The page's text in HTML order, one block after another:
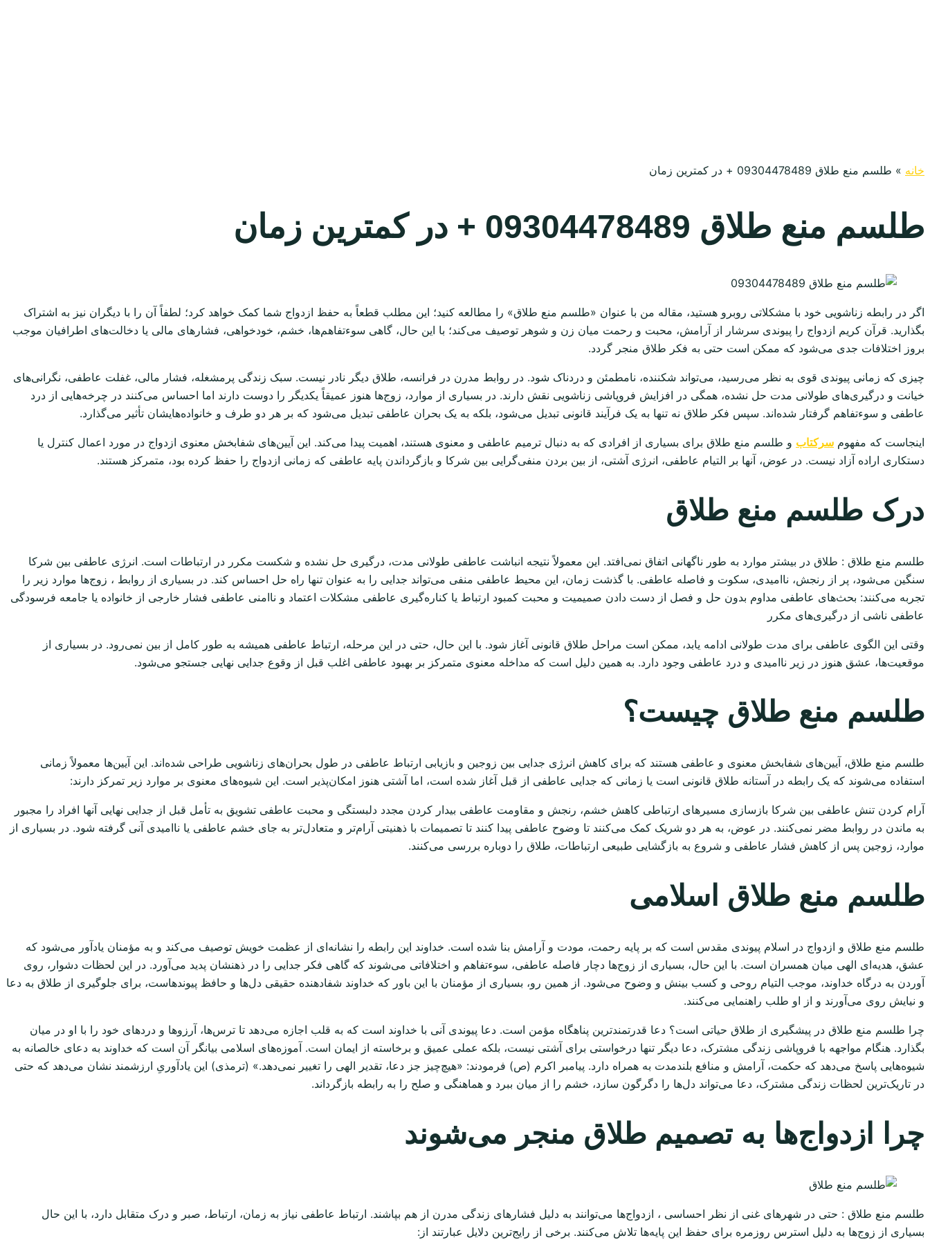
خانه » طلسم منع طلاق 09304478489 + در کمترین زمان
طلسم منع طلاق 09304478489 + در کمترین زمان
اگر در رابطه زناشویی خود با مشکلاتی روبرو هستید، مقاله من با عنوان «طلسم منع طلاق» را مطالعه کنید؛ این مطلب قطعاً به حفظ ازدواج شما کمک خواهد کرد؛ لطفاً آن را با دیگران نیز به اشتراک
بگذارید. قرآن کریم ازدواج را پیوندی سرشار از آرامش، محبت و رحمت میان زن و شوهر توصیف می‌کند؛ با این حال، گاهی سوءتفاهم‌ها، خشم، خودخواهی، فشارهای مالی یا دخالت‌های اطرافیان موجب
بروز اختلافات جدی می‌شود که ممکن است حتی به فکر طلاق منجر گردد.
چیزی که زمانی پیوندی قوی به نظر می‌رسید، می‌تواند شکننده، نامطمئن و دردناک شود. در روابط مدرن در فرانسه، طلاق دیگر نادر نیست. سبک زندگی پرمشغله، فشار مالی، غفلت عاطفی، نگرانی‌های
خیانت و درگیری‌های طولانی مدت حل نشده، همگی در افزایش فروپاشی زناشویی نقش دارند. در بسیاری از موارد، زوج‌ها هنوز عمیقاً یکدیگر را دوست دارند اما احساس می‌کنند در چرخه‌هایی از درد
عاطفی و سوءتفاهم گرفتار شده‌اند. سپس فکر طلاق نه تنها به یک فرآیند قانونی تبدیل می‌شود، بلکه به یک بحران عاطفی تبدیل می‌شود که بر هر دو طرف و خانواده‌هایشان تأثیر می‌گذارد.
اینجاست که مفهوم سرکتاب و طلسم منع طلاق برای بسیاری از افرادی که به دنبال ترمیم عاطفی و معنوی هستند، اهمیت پیدا می‌کند. این آیین‌های شفابخش معنوی ازدواج در مورد اعمال کنترل یا
دستکاری اراده آزاد نیست. در عوض، آنها بر التیام عاطفی، انرژی آشتی، از بین بردن منفی‌گرایی بین شرکا و بازگرداندن پایه عاطفی که زمانی ازدواج را حفظ کرده بود، متمرکز هستند.
درک طلسم منع طلاق
طلسم منع طلاق : طلاق در بیشتر موارد به طور ناگهانی اتفاق نمی‌افتد. این معمولاً نتیجه انباشت عاطفی طولانی مدت، درگیری حل نشده و شکست مکرر در ارتباطات است. انرژی عاطفی بین شرکا
سنگین می‌شود، پر از رنجش، ناامیدی، سکوت و فاصله عاطفی. با گذشت زمان، این محیط عاطفی منفی می‌تواند جدایی را به عنوان تنها راه حل احساس کند. در بسیاری از روابط ، زوج‌ها موارد زیر را
تجربه می‌کنند: بحث‌های عاطفی مداوم بدون حل و فصل از دست دادن صمیمیت و محبت کمبود ارتباط یا کناره‌گیری عاطفی مشکلات اعتماد و ناامنی عاطفی فشار خارجی از خانواده یا جامعه فرسودگی
عاطفی ناشی از درگیری‌های مکرر
وقتی این الگوی عاطفی برای مدت طولانی ادامه یابد، ممکن است مراحل طلاق قانونی آغاز شود. با این حال، حتی در این مرحله، ارتباط عاطفی همیشه به طور کامل از بین نمی‌رود. در بسیاری از
موقعیت‌ها، عشق هنوز در زیر ناامیدی و درد عاطفی وجود دارد. به همین دلیل است که مداخله معنوی متمرکز بر بهبود عاطفی اغلب قبل از وقوع جدایی نهایی جستجو می‌شود.
طلسم منع طلاق چیست؟
طلسم منع طلاق، آیین‌های شفابخش معنوی و عاطفی هستند که برای کاهش انرژی جدایی بین زوجین و بازیابی ارتباط عاطفی در طول بحران‌های زناشویی طراحی شده‌اند. این آیین‌ها معمولاً زمانی
استفاده می‌شوند که یک رابطه در آستانه طلاق قانونی است یا زمانی که جدایی عاطفی از قبل آغاز شده است، اما آشتی هنوز امکان‌پذیر است. این شیوه‌های معنوی بر موارد زیر تمرکز دارند:
آرام کردن تنش عاطفی بین شرکا بازسازی مسیرهای ارتباطی کاهش خشم، رنجش و مقاومت عاطفی بیدار کردن مجدد دلبستگی و محبت عاطفی تشویق به تأمل قبل از جدایی نهایی آنها افراد را مجبور
به ماندن در روابط مضر نمی‌کنند. در عوض، به هر دو شریک کمک می‌کنند تا وضوح عاطفی پیدا کنند تا تصمیمات با ذهنیتی آرام‌تر و متعادل‌تر به جای خشم عاطفی یا ناامیدی آنی گرفته شود. در بسیاری از
موارد، زوجین پس از کاهش فشار عاطفی و شروع به بازگشایی طبیعی ارتباطات، طلاق را دوباره بررسی می‌کنند.
طلسم منع طلاق اسلامی
طلسم منع طلاق و ازدواج در اسلام پیوندی مقدس است که بر پایه رحمت، مودت و آرامش بنا شده است. خداوند این رابطه را نشانه‌ای از عظمت خویش توصیف می‌کند و به مؤمنان یادآور می‌شود که
عشق، هدیه‌ای الهی میان همسران است. با این حال، بسیاری از زوج‌ها دچار فاصله عاطفی، سوءتفاهم و اختلافاتی می‌شوند که گاهی فکر جدایی را در ذهنشان پدید می‌آورد. در این لحظات دشوار، روی
آوردن به درگاه خداوند، موجب التیام روحی و کسب بینش و وضوح می‌شود. از همین رو، بسیاری از مؤمنان با این باور که خداوند شفادهنده حقیقی دل‌ها و حافظ پیوندهاست، برای جلوگیری از طلاق به دعا
و نیایش روی می‌آورند و از او طلب راهنمایی می‌کنند.
چرا طلسم منع طلاق در پیشگیری از طلاق حیاتی است؟ دعا قدرتمندترین پناهگاه مؤمن است. دعا پیوندی آنی با خداوند است که به قلب اجازه می‌دهد تا ترس‌ها، آرزوها و دردهای خود را با او در میان
بگذارد. هنگام مواجهه با فروپاشی زندگی مشترک، دعا دیگر تنها درخواستی برای آشتی نیست، بلکه عملی عمیق و برخاسته از ایمان است. آموزه‌های اسلامی بیانگر آن است که خداوند به دعای خالصانه به
شیوه‌هایی پاسخ می‌دهد که حکمت، آرامش و منافع بلندمدت به همراه دارد. پیامبر اکرم (ص) فرمودند: «هیچ‌چیز جز دعا، تقدیر الهی را تغییر نمی‌دهد.» (ترمذی) این یادآوریِ ارزشمند نشان می‌دهد که حتی
در تاریک‌ترین لحظات زندگی مشترک، دعا می‌تواند دل‌ها را دگرگون سازد، خشم را از میان ببرد و هماهنگی و صلح را به رابطه بازگرداند.
چرا ازدواج‌ها به تصمیم طلاق منجر می‌شوند
طلسم منع طلاق : حتی در شهرهای غنی از نظر احساسی ، ازدواج‌ها می‌توانند به دلیل فشارهای زندگی مدرن از هم بپاشند. ارتباط عاطفی نیاز به زمان، ارتباط، صبر و درک متقابل دارد، با این حال
بسیاری از زوج‌ها به دلیل استرس روزمره برای حفظ این پایه‌ها تلاش می‌کنند. برخی از رایج‌ترین دلایل عبارتند از: